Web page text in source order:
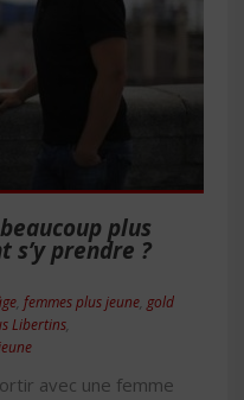
plus
s’y prendre ?
femmes plus jeune gold
Libertins
avec une femme